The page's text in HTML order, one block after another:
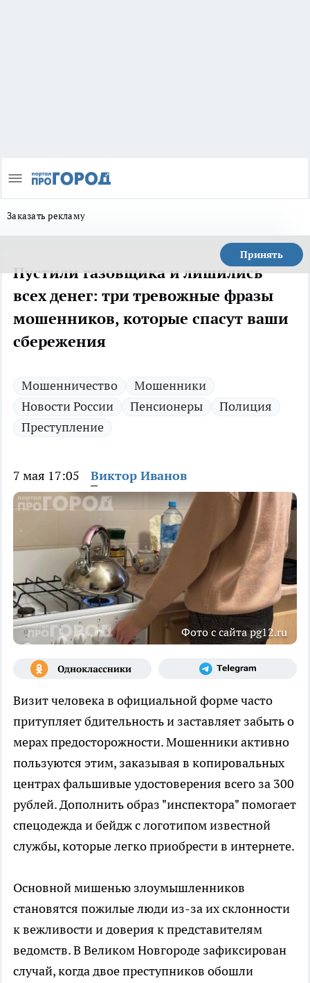
Заказать рекламу
Принять
Пустили газовщика и лишились
всех денег: три тревожные фразы
мошенников, которые спасут ваши
сбережения
Мошенничество
Мошенники
Новости России
Пенсионеры
Полиция
Преступление
7 мая 17:05 Виктор Иванов
Фото с сайта pg12.ru
Визит человека в официальной форме часто
притупляет бдительность и заставляет забыть о
мерах предосторожности. Мошенники активно
пользуются этим, заказывая в копировальных
центрах фальшивые удостоверения всего за 300
рублей. Дополнить образ "инспектора" помогает
спецодежда и бейдж с логотипом известной
службы, которые легко приобрести в интернете.
Основной мишенью злоумышленников
становятся пожилые люди из-за их склонности
к вежливости и доверия к представителям
ведомств. В Великом Новгороде зафиксирован
случай, когда двое преступников обошли